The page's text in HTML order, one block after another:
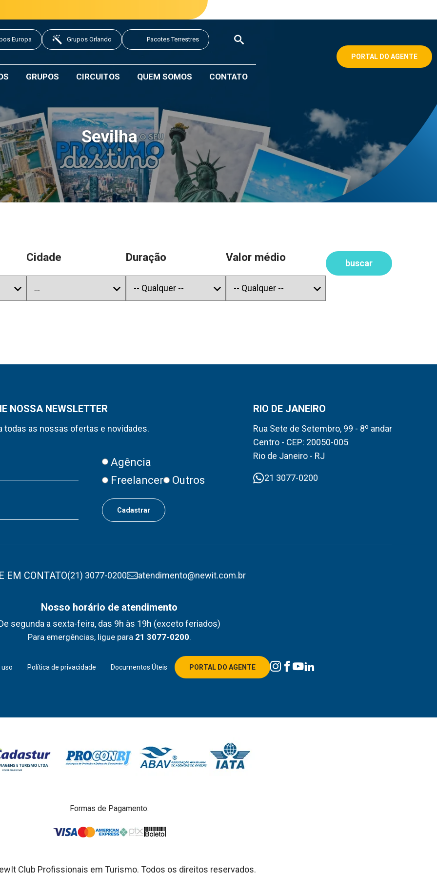
Europa Grupos Orlando Pacotes Terrestres
GRUPOS CIRCUITOS QUEM SOMOS CONTATO
PORTAL DO AGENTE
Sevilha
Cidade Duração Valor médio buscar
NOSSA NEWSLETTER
todas as nossas ofertas e novidades.
Agência
Freelancer
Outros
RIO DE JANEIRO
Rua Sete de Setembro, 99 - 8º andar
Centro - CEP: 20050-005
Rio de Janeiro - RJ
21 3077-0200
EM CONTATO(21) 3077-0200 atendimento@newit.com.br
Nosso horário de atendimento
segunda a sexta-feira, das 9h às 19h (exceto feriados)
Para emergências, ligue para 21 3077-0200.
Política de privacidade Documentos Úteis PORTAL DO AGENTE
Formas de Pagamento:
Club Profissionais em Turismo. Todos os direitos reservados.